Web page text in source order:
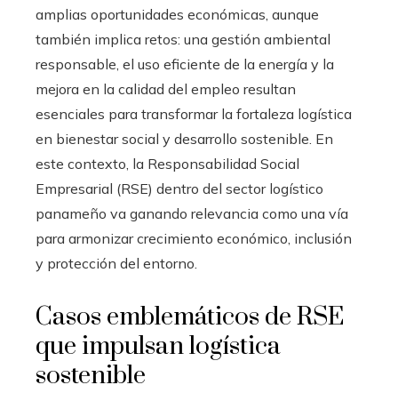
amplias oportunidades económicas, aunque
también implica retos: una gestión ambiental
responsable, el uso eficiente de la energía y la
mejora en la calidad del empleo resultan
esenciales para transformar la fortaleza logística
en bienestar social y desarrollo sostenible. En
este contexto, la Responsabilidad Social
Empresarial (RSE) dentro del sector logístico
panameño va ganando relevancia como una vía
para armonizar crecimiento económico, inclusión
y protección del entorno.
Casos emblemáticos de RSE
que impulsan logística
sostenible